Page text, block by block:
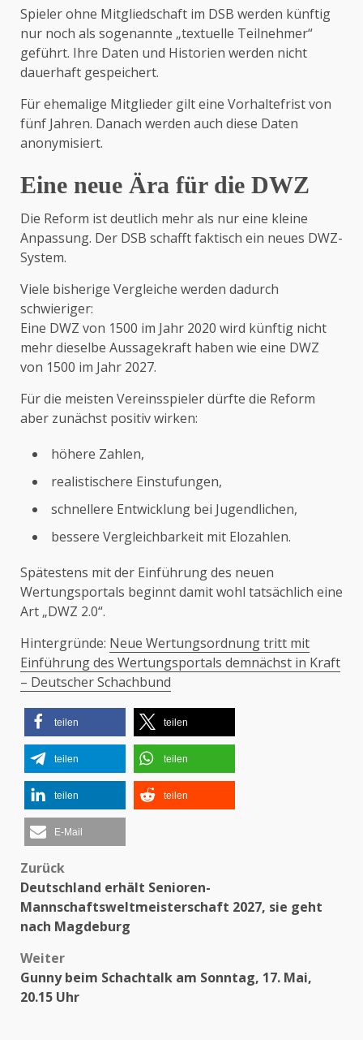
Spieler ohne Mitgliedschaft im DSB werden künftig
nur noch als sogenannte „textuelle Teilnehmer“
geführt. Ihre Daten und Historien werden nicht
dauerhaft gespeichert.
Für ehemalige Mitglieder gilt eine Vorhaltefrist von
fünf Jahren. Danach werden auch diese Daten
anonymisiert.
Eine neue Ära für die DWZ
Die Reform ist deutlich mehr als nur eine kleine
Anpassung. Der DSB schafft faktisch ein neues DWZ-
System.
Viele bisherige Vergleiche werden dadurch
schwieriger:
Eine DWZ von 1500 im Jahr 2020 wird künftig nicht
mehr dieselbe Aussagekraft haben wie eine DWZ
von 1500 im Jahr 2027.
Für die meisten Vereinsspieler dürfte die Reform
aber zunächst positiv wirken:
höhere Zahlen,
realistischere Einstufungen,
schnellere Entwicklung bei Jugendlichen,
bessere Vergleichbarkeit mit Elozahlen.
Spätestens mit der Einführung des neuen
Wertungsportals beginnt damit wohl tatsächlich eine
Art „DWZ 2.0“.
Hintergründe: Neue Wertungsordnung tritt mit
Einführung des Wertungsportals demnächst in Kraft
– Deutscher Schachbund
teilen teilen
teilen teilen
teilen teilen
E-Mail
Beitragsnavigation
Zurück
Deutschland erhält Senioren-
Mannschaftsweltmeisterschaft 2027, sie geht
nach Magdeburg
Weiter
Gunny beim Schachtalk am Sonntag, 17. Mai,
20.15 Uhr